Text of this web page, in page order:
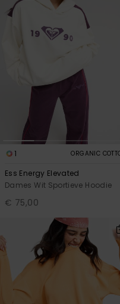
1 ORGANIC
Ess Energy Elevated
Dames Wit Sportieve Hoodie
€ 75,00